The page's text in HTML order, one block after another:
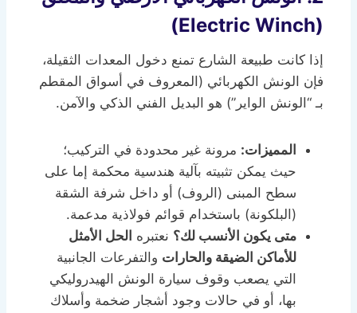
(Electric Winch)
إذا كانت طبيعة الشارع تمنع دخول المعدات الثقيلة،
فإن الونش الكهربائي (المعروف في أسواق المقطم
بـ “الونش الواير”) هو البديل الفني الذكي والآمن.
المميزات: مرونة غير محدودة في التركيب؛
حيث يمكن تثبيته بآلية هندسية محكمة إما على
سطح المبنى (الروف) أو داخل شرفة الشقة
(البلكونة) باستخدام قوائم فولاذية مدعمة.
متى يكون الأنسب لك؟ نعتبره الحل الأمثل
للأماكن الضيقة والحارات والتفرعات الجانبية
التي يصعب وقوف سيارة الونش الهيدروليكي
بها، أو في حالات وجود أشجار ضخمة وأسلاك